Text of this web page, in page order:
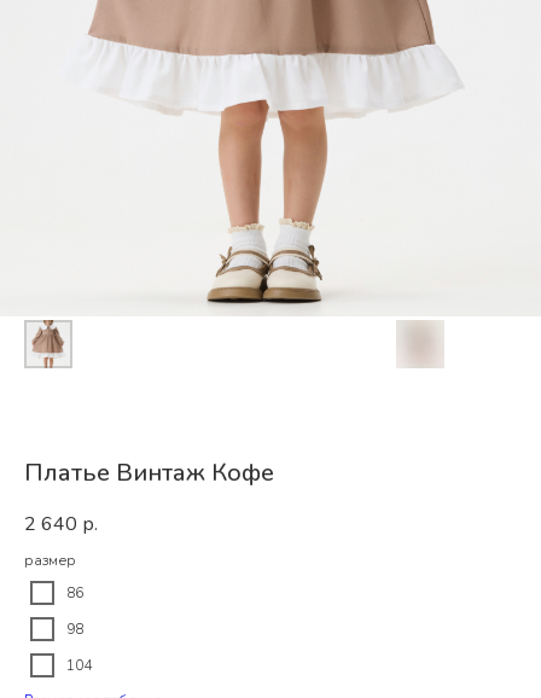
Платье Винтаж Кофе
2 640 р.
размер
86
98
104